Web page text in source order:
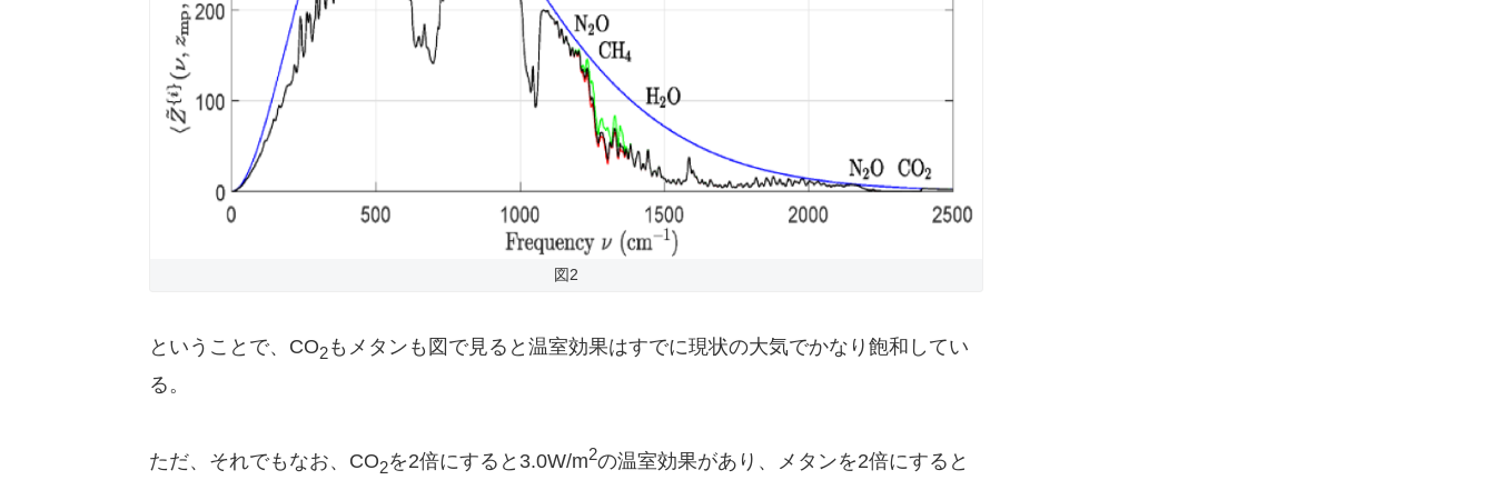
図2
ということで、CO2もメタンも図で見ると温室効果はすでに現状の大気でかなり飽和してい
る。
ただ、それでもなお、CO2を2倍にすると3.0W/m2の温室効果があり、メタンを2倍にすると